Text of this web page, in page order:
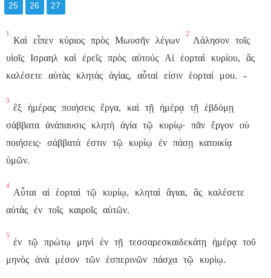
25 26 27
1
Καὶ εἶπεν κύριος πρὸς Μωυσῆν λέγων
2
Λάλησον τοῖς
υἱοῖς Ισραηλ καὶ ἐρεῖς πρὸς αὐτούς Αἱ ἑορταὶ κυρίου,
ἃς
καλέσετε
αὐτὰς κλητὰς ἁγίας, αὗταί εἰσιν ἑορταί μου. -
3
ἓξ ἡμέρας ποιήσεις ἔργα, καὶ τῇ ἡμέρᾳ τῇ ἑβδόμῃ
σάββατα ἀνάπαυσις κλητὴ ἁγία τῷ κυρίῳ· πᾶν ἔργον οὐ
ποιήσεις·
σάββατά ἐστιν τῷ κυρίῳ ἐν πάσῃ κατοικίᾳ
ὑμῶν.
4
Αὗται αἱ ἑορταὶ τῷ κυρίῳ, κληταὶ ἅγιαι, ἃς καλέσετε
αὐτὰς ἐν τοῖς καιροῖς αὐτῶν.
5
ἐν τῷ πρώτῳ μηνὶ ἐν τῇ τεσσαρεσκαιδεκάτῃ ἡμέρᾳ τοῦ
μηνὸς ἀνὰ μέσον τῶν ἑσπερινῶν πάσχα τῷ κυρίῳ.